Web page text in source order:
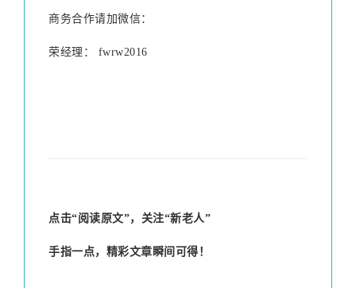
商务合作请加微信：
荣经理： fwrw2016
点击“阅读原文”，关注“新老人”
手指一点，精彩文章瞬间可得！